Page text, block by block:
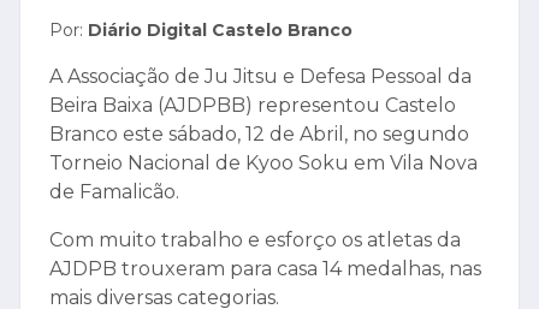
Por: Diário Digital Castelo Branco
A Associação de Ju Jitsu e Defesa Pessoal da
Beira Baixa (AJDPBB) representou Castelo
Branco este sábado, 12 de Abril, no segundo
Torneio Nacional de Kyoo Soku em Vila Nova
de Famalicão.
Com muito trabalho e esforço os atletas da
AJDPB trouxeram para casa 14 medalhas, nas
mais diversas categorias.